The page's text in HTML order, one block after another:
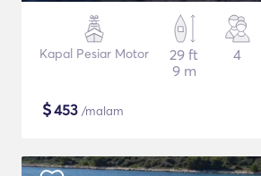
Kapal Pesiar Motor
29 ft
9 m
4
$453 /malam